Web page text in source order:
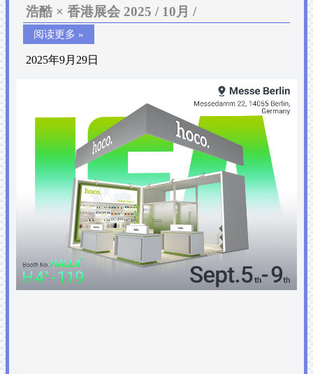
浩酷 × 香港展会 2025 / 10月 /
阅读更多 »
2025年9月29日